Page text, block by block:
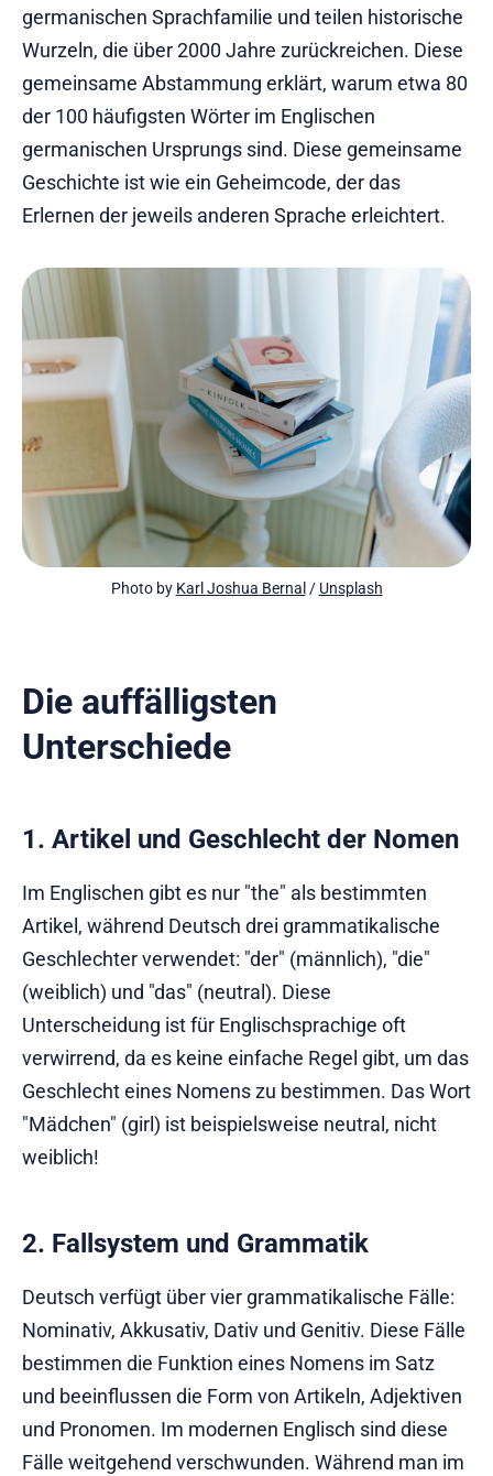
germanischen Sprachfamilie und teilen historische
Wurzeln, die über 2000 Jahre zurückreichen. Diese
gemeinsame Abstammung erklärt, warum etwa 80
der 100 häufigsten Wörter im Englischen
germanischen Ursprungs sind. Diese gemeinsame
Geschichte ist wie ein Geheimcode, der das
Erlernen der jeweils anderen Sprache erleichtert.
Photo by Karl Joshua Bernal / Unsplash
Die auffälligsten
Unterschiede
1. Artikel und Geschlecht der Nomen
Im Englischen gibt es nur "the" als bestimmten
Artikel, während Deutsch drei grammatikalische
Geschlechter verwendet: "der" (männlich), "die"
(weiblich) und "das" (neutral). Diese
Unterscheidung ist für Englischsprachige oft
verwirrend, da es keine einfache Regel gibt, um das
Geschlecht eines Nomens zu bestimmen. Das Wort
"Mädchen" (girl) ist beispielsweise neutral, nicht
weiblich!
2. Fallsystem und Grammatik
Deutsch verfügt über vier grammatikalische Fälle:
Nominativ, Akkusativ, Dativ und Genitiv. Diese Fälle
bestimmen die Funktion eines Nomens im Satz
und beeinflussen die Form von Artikeln, Adjektiven
und Pronomen. Im modernen Englisch sind diese
Fälle weitgehend verschwunden. Während man im